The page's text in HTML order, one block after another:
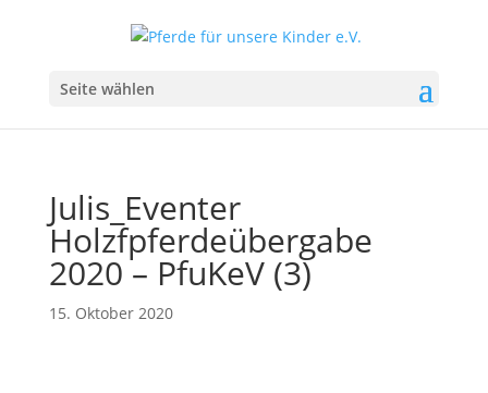
Seite wählen
Julis_Eventer
Holzfpferdeübergabe
2020 – PfuKeV (3)
15. Oktober 2020